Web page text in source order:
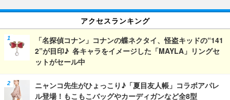
アクセスランキング
「名探偵コナン」コナンの蝶ネクタイ、怪盗キッドの“141
2”が目印♪ 各キャラをイメージした「MAYLA」リングセ
ットがセール中
ニャンコ先生がひょっこり♪「夏目友人帳」コラボアパレ
ル登場！もこもこバッグやカーディガンなど全8型